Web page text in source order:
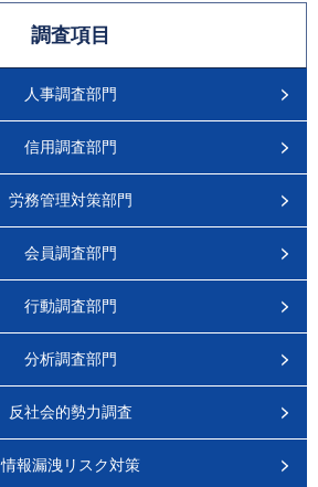
調査項目
人事調査部門
信用調査部門
労務管理対策部門
会員調査部門
行動調査部門
分析調査部門
反社会的勢力調査
情報漏洩リスク対策